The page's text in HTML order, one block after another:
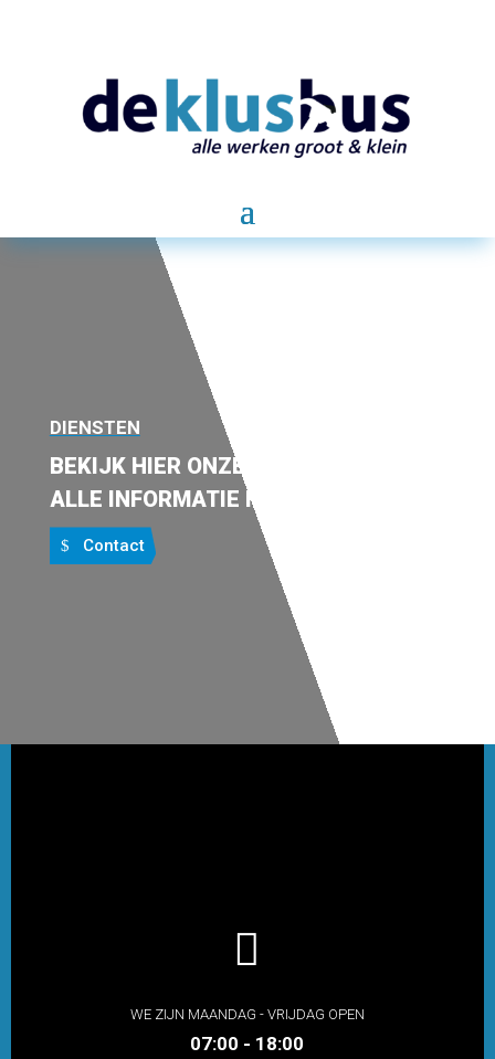
DIENSTEN
BEKIJK HIER ONZE DIENSTEN EN
ALLE INFORMATIE HIEROMTRENT
Contact

WE ZIJN MAANDAG - VRIJDAG OPEN
07:00 - 18:00